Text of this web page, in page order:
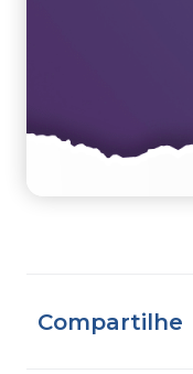
Compartilhe